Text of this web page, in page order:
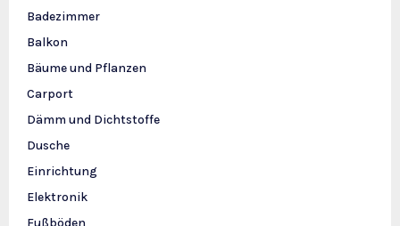
Badezimmer
Balkon
Bäume und Pflanzen
Carport
Dämm und Dichtstoffe
Dusche
Einrichtung
Elektronik
Fußböden